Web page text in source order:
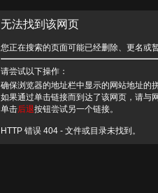
无法找到该网页
您正在搜索的页面可能已经删除、更名或
请尝试以下操作：
确保浏览器的地址栏中显示的网站地址的
如果通过单击链接而到达了该网页，请与
单击后退按钮尝试另一个链接。
HTTP 错误 404 - 文件或目录未找到。